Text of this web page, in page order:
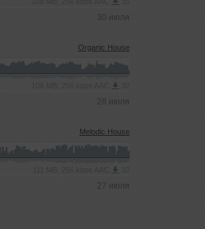
30 июля
Organic House
28 июля
Melodic House
27 июля